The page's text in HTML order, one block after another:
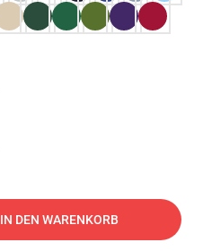
IN DEN WARENKORB